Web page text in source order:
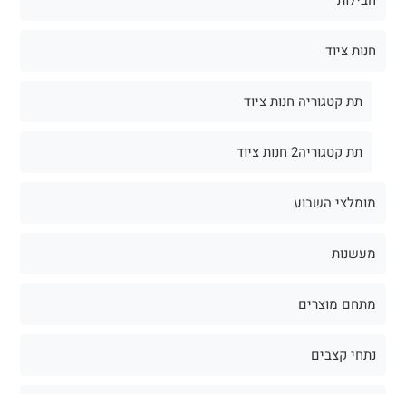
חנות ציוד
תת קטגוריה חנות ציוד
תת קטגוריה2 חנות ציוד
מומלצי השבוע
מעשנות
מתחם מוצרים
נתחי קצבים